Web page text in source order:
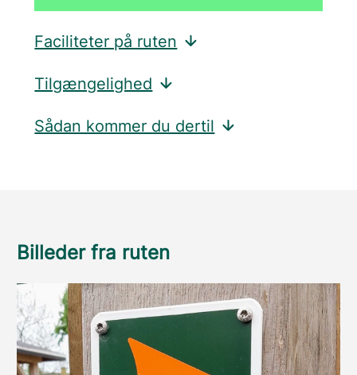
Faciliteter på ruten
Tilgængelighed
Sådan kommer du dertil
Billeder fra ruten